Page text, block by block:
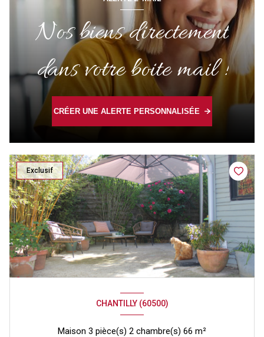
Nos biens directement
dans votre boite mail !
CRÉER UNE ALERTE PERSONNALISÉE
Exclusif
CHANTILLY (60500)
Maison 3 pièce(s) 2 chambre(s) 66 m²